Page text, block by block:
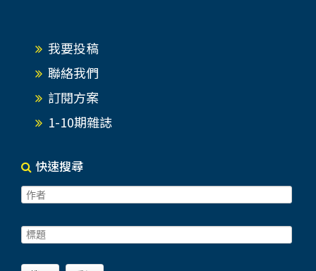
我要投稿
聯絡我們
訂閱方案
1-10期雜誌
快速搜尋